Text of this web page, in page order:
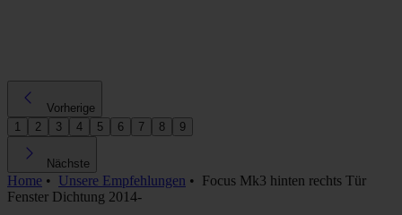
Vorherige
1
2 3 4 5 6 7 8 9
Nächste
Home • Unsere Empfehlungen • Focus Mk3 hinten rechts Tür
Fenster Dichtung 2014-